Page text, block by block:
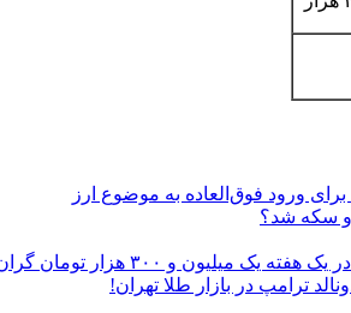
ورود فوق‌العاده به موضوع ارز
و سکه شد؟
ترامپ در بازار طلا تهران!